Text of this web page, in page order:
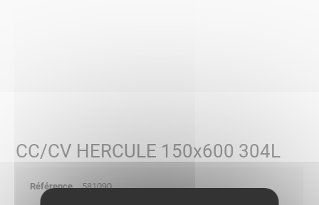
CC/CV HERCULE 150x600 304L
581090